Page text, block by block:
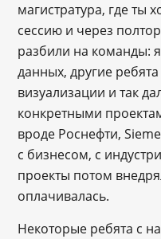
магистратура, где ты
сессию и через
разбили на команды:
данных, другие
визуализации и так
конкретными
вроде Роснефти,
с бизнесом, с
проекты потом
оплачивалась.
Некоторые ребята с